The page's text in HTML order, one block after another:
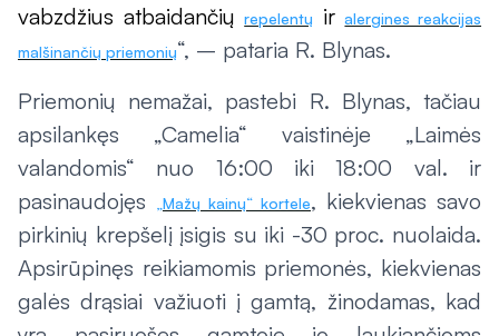
vabzdžius atbaidančių repelentų iralergines reakcijas
malšinančių priemonių“, – pataria R. Blynas.
Priemonių nemažai, pastebi R. Blynas, tačiau
apsilankęs „Camelia“ vaistinėje „Laimės
valandomis“ nuo 16:00 iki 18:00 val. ir
pasinaudojęs
„Mažų kainų“ kortele, kiekvienas savo
pirkinių krepšelį įsigis su iki -30 proc. nuolaida.
Apsirūpinęs reikiamomis priemonės, kiekvienas
galės drąsiai važiuoti į gamtą, žinodamas, kad